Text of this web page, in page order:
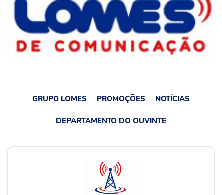
GRUPO LOMES PROMOÇÕES NOTÍCIAS
DEPARTAMENTO DO OUVINTE